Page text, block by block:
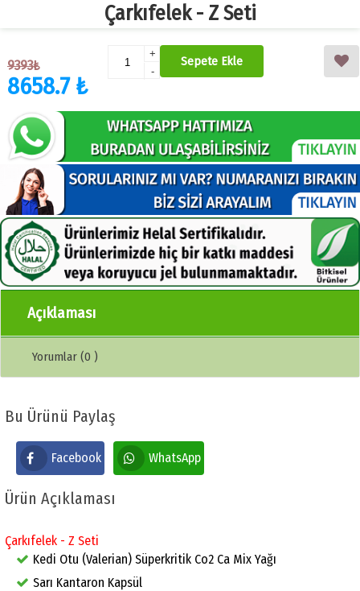
Çarkıfelek - Z Seti
9393₺
8658.7 ₺
+
-
Sepete Ekle
Açıklaması
Yorumlar (0 )
Bu Ürünü Paylaş
Facebook WhatsApp
Ürün Açıklaması
Çarkıfelek - Z Seti
Kedi Otu (Valerian) Süperkritik Co2 Ca Mix Yağı
Sarı Kantaron Kapsül